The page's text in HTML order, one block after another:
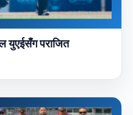
युएईसँग पराजित